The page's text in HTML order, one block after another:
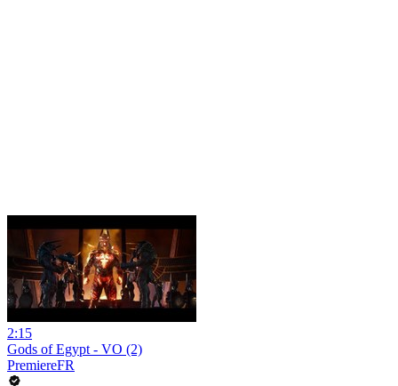
2:15
Gods of Egypt - VO (2)
PremiereFR